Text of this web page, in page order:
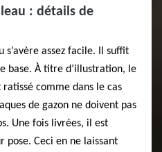
: détails de
s’avère assez facile. Il suffit
base. À titre d’illustration, le
comme dans le cas
de gazon ne doivent pas
Une fois livrées, il est
Ceci en ne laissant